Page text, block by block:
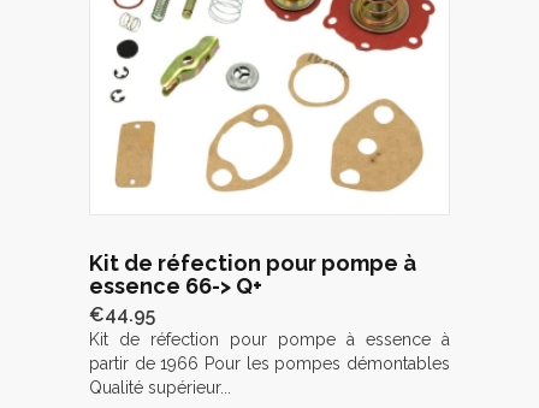
Kit de réfection pour pompe à
essence 66-> Q+
€44.95
Kit de réfection pour pompe à essence à
partir de 1966 Pour les pompes démontables
Qualité supérieur...